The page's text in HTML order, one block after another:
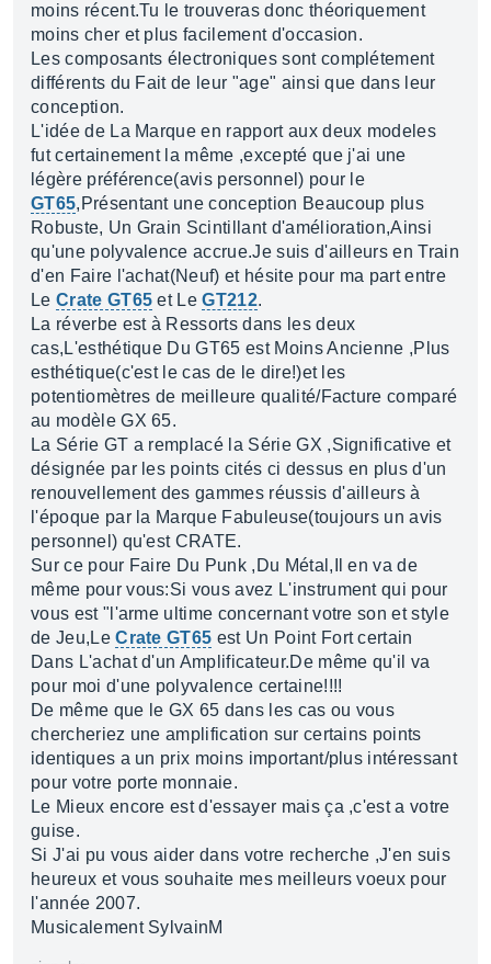
moins récent.Tu le trouveras donc théoriquement
moins cher et plus facilement d'occasion.
Les composants électroniques sont complétement
différents du Fait de leur "age" ainsi que dans leur
conception.
L'idée de La Marque en rapport aux deux modeles
fut certainement la même ,excepté que j'ai une
légère préférence(avis personnel) pour le
GT65,Présentant une conception Beaucoup plus
Robuste, Un Grain Scintillant d'amélioration,Ainsi
qu'une polyvalence accrue.Je suis d'ailleurs en Train
d'en Faire l'achat(Neuf) et hésite pour ma part entre
Le Crate GT65 et LeGT212.
La réverbe est à Ressorts dans les deux
cas,L'esthétique Du GT65 est Moins Ancienne ,Plus
esthétique(c'est le cas de le dire!)et les
potentiomètres de meilleure qualité/Facture comparé
au modèle GX 65.
La Série GT a remplacé la Série GX ,Significative et
désignée par les points cités ci dessus en plus d'un
renouvellement des gammes réussis d'ailleurs à
l'époque par la Marque Fabuleuse(toujours un avis
personnel) qu'est CRATE.
Sur ce pour Faire Du Punk ,Du Métal,Il en va de
même pour vous:Si vous avez L'instrument qui pour
vous est "l'arme ultime concernant votre son et style
de Jeu,LeCrate GT65 est Un Point Fort certain
Dans L'achat d'un Amplificateur.De même qu'il va
pour moi d'une polyvalence certaine!!!!
De même que le GX 65 dans les cas ou vous
chercheriez une amplification sur certains points
identiques a un prix moins important/plus intéressant
pour votre porte monnaie.
Le Mieux encore est d'essayer mais ça ,c'est a votre
guise.
Si J'ai pu vous aider dans votre recherche ,J'en suis
heureux et vous souhaite mes meilleurs voeux pour
l'année 2007.
Musicalement SylvainM